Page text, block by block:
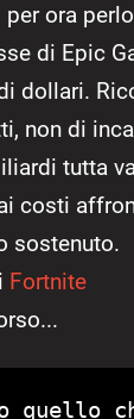
ora
di Epic
dollari.
non di
tutta
costi
sostenuto.
Fortnite
quello